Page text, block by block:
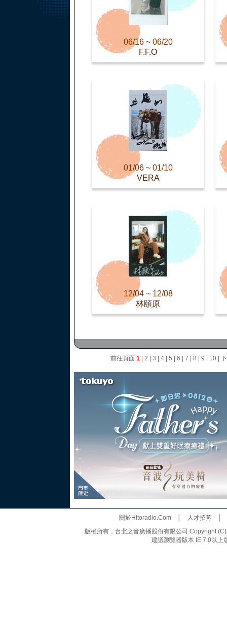
06/16 ~ 06/20
F.F.O
01/06 ~ 01/10
VERA
12/04 ~ 12/08
林頤原
前往頁面 1| 2 3 4| 5 6 7 8 9 10|
關於Hitoradio.Com│ 人才招募
版權所有，台北之音廣播股份有限公司 Copyright
建議瀏覽器版本 IE 7.0以上